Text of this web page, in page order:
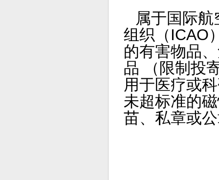
属于国际
组织（ICAO
的有害物品
品 （限制投
用于医疗或
未超标准的
苗、私章或